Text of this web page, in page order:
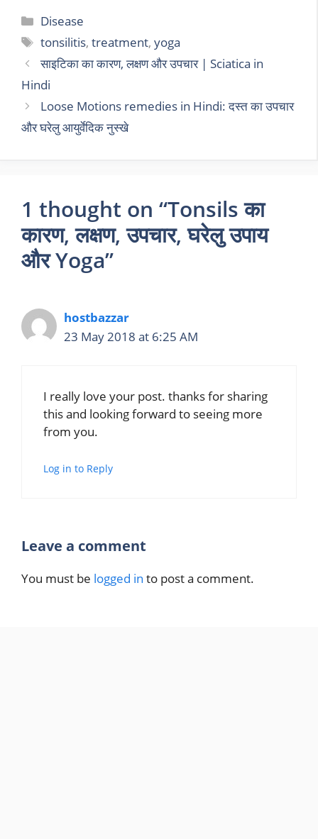
Disease
tonsilitis,treatment,yoga
साइटिका का कारण, लक्षण और उपचार | Sciatica in
Hindi
Loose Motions remedies in Hindi: दस्त का उपचार
और घरेलु आयुर्वेदिक नुस्खे
1 thought on “Tonsils का
कारण, लक्षण, उपचार, घरेलु उपाय
और Yoga”
hostbazzar
23 May 2018 at 6:25 AM
I really love your post. thanks for sharing
this and looking forward to seeing more
from you.
Log in to Reply
Leave a comment
You must be logged in to post a comment.